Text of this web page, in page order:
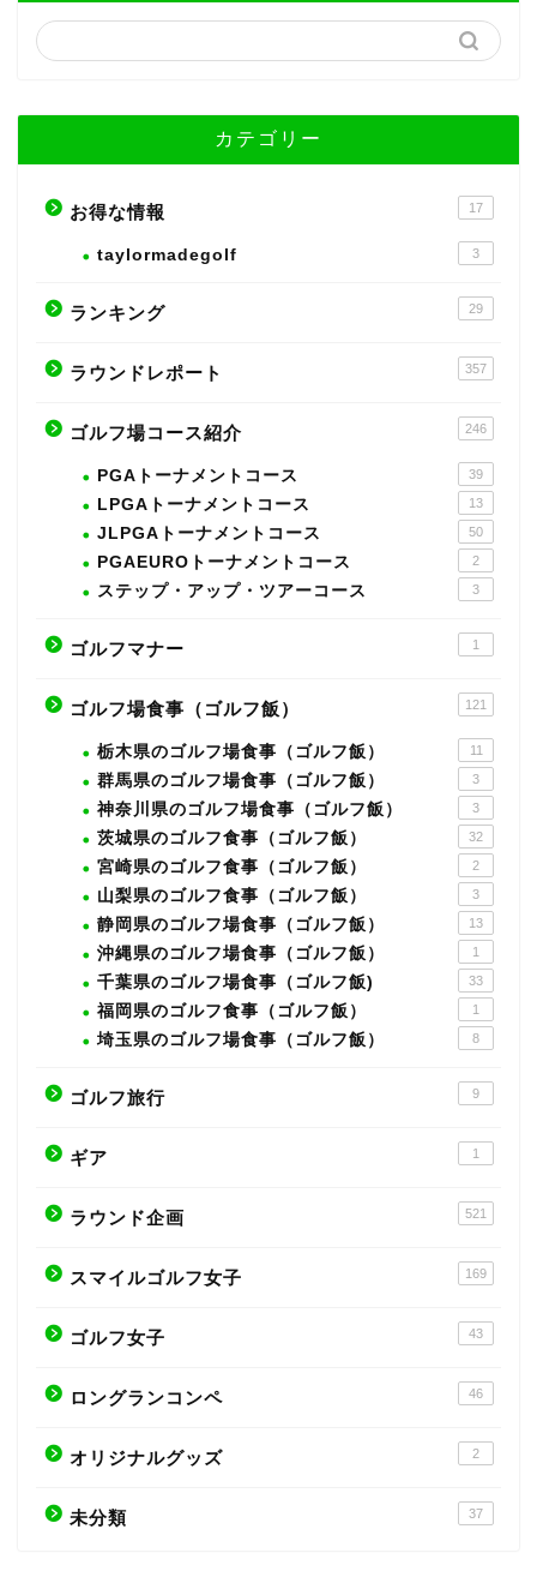
カテゴリー
お得な情報 17
taylormadegolf 3
ランキング 29
ラウンドレポート 357
ゴルフ場コース紹介 246
PGAトーナメントコース 39
LPGAトーナメントコース 13
JLPGAトーナメントコース 50
PGAEUROトーナメントコース 2
ステップ・アップ・ツアーコース 3
ゴルフマナー 1
ゴルフ場食事（ゴルフ飯） 121
栃木県のゴルフ場食事（ゴルフ飯） 11
群馬県のゴルフ場食事（ゴルフ飯） 3
神奈川県のゴルフ場食事（ゴルフ飯） 3
茨城県のゴルフ食事（ゴルフ飯） 32
宮崎県のゴルフ食事（ゴルフ飯） 2
山梨県のゴルフ食事（ゴルフ飯） 3
静岡県のゴルフ場食事（ゴルフ飯） 13
沖縄県のゴルフ場食事（ゴルフ飯） 1
千葉県のゴルフ場食事（ゴルフ飯) 33
福岡県のゴルフ食事（ゴルフ飯） 1
埼玉県のゴルフ場食事（ゴルフ飯） 8
ゴルフ旅行 9
ギア 1
ラウンド企画 521
スマイルゴルフ女子 169
ゴルフ女子 43
ロングランコンペ 46
オリジナルグッズ 2
未分類 37